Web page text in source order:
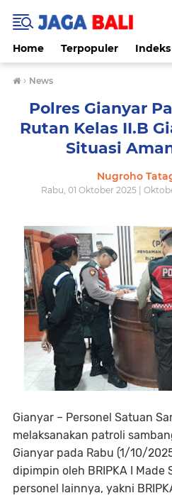
Home Terpopuler Indeks
› News
Polres Gianyar
Rutan Kelas II.B
Situasi
Nugroho
Rabu, 01 Oktober 2025 |
Gianyar – Personel Satuan
melaksanakan patroli
Gianyar pada Rabu (1/10/
dipimpin oleh BRIPKA I Made
personel lainnya, yakni